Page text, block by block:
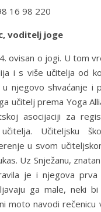
16 98 220
voditelj joge
ovisan o jogi. U tom
i s više učitelja od
njegovo shvaćanje i
učitelj prema Yoga
asocijaciji za
Učiteljsku
u svom
Uz Snježanu,
je i njegova prva
ga male, neki
moto navodi rečenicu